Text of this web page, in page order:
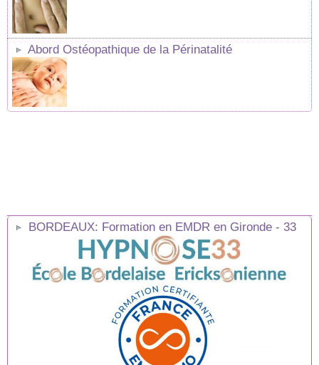
Abord Ostéopathique de la Périnatalité
BORDEAUX: Formation en EMDR en Gironde - 33